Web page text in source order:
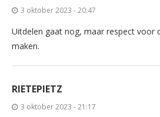
3 oktober 2023 - 20:47
Uitdelen gaat nog, maar respect voor
maken.
RIETEPIETZ
3 oktober 2023 - 21:17